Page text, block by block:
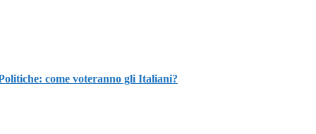
come voteranno gli Italiani?